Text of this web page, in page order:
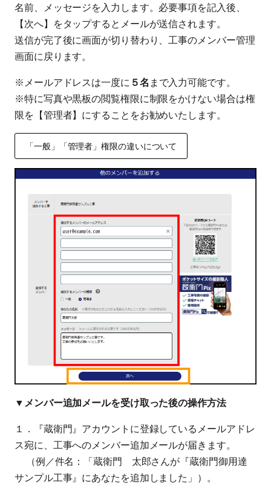
名前、メッセージを入力します。必要事項を記入後、
【次へ】をタップするとメールが送信されます。
送信が完了後に画面が切り替わり、工事のメンバー管理
画面に戻ります。
※メールアドレスは一度に ５名 まで入力可能です。
※特に写真や黒板の閲覧権限に制限をかけない場合は権
限を【管理者】にすることをお勧めいたします。
「一般」「管理者」権限の違いについて
▼メンバー追加メールを受け取った後の操作方法
１．『蔵衛門』アカウントに登録しているメールアドレ
ス宛に、工事へのメンバー追加メールが届きます。
（例／件名：「蔵衛門 太郎さんが『蔵衛門御用達
サンプル工事』にあなたを追加しました」）。